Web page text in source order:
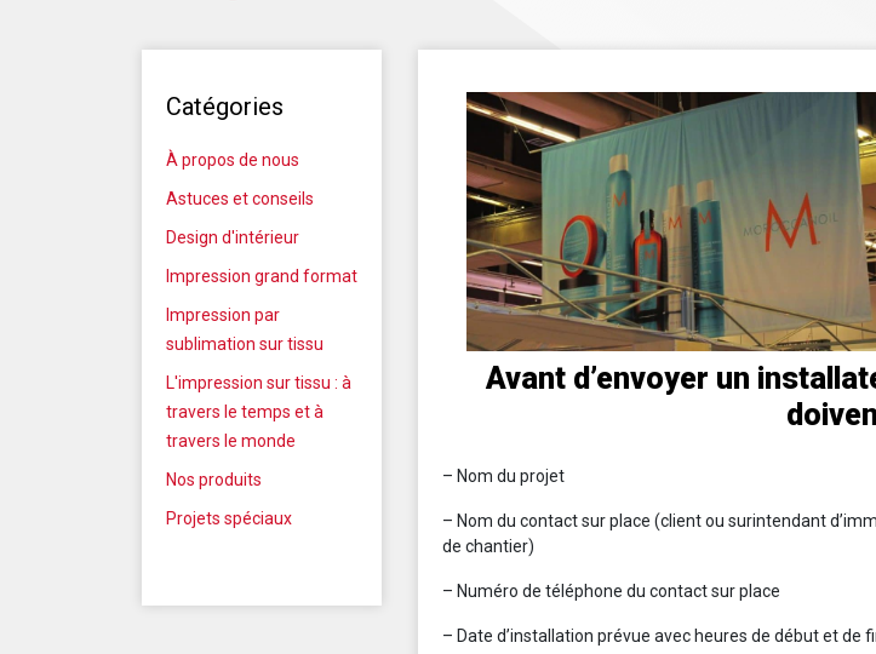
Catégories
À propos de nous
Astuces et conseils
Design d'intérieur
Impression grand format
Impression par
sublimation sur tissu
L'impression sur tissu : à
travers le temps et à
travers le monde
Nos produits
Projets spéciaux
Avant d’envoyer un
– Nom du projet
– Nom du contact sur place (client ou surintendant
de chantier)
– Numéro de téléphone du contact sur place
– Date d’installation prévue avec heures de début et de